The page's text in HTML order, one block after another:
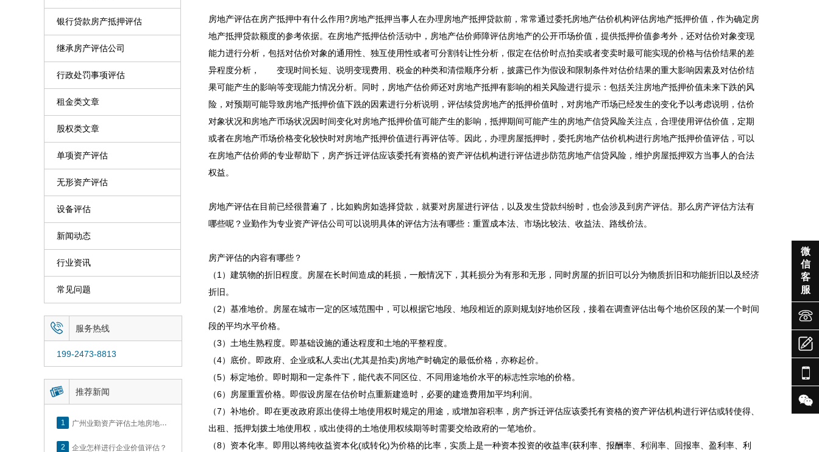
银行贷款房产抵押评估
继承房产评估公司
行政处罚事项评估
租金类文章
股权类文章
单项资产评估
无形资产评估
设备评估
新闻动态
行业资讯
常见问题
 服务热线
199-2473-8813
 推荐新闻
1 广州业勤资产评估土地房地产估价有限公司网站正式上线！
2 企业怎样进行企业价值评估？
房地产评估在房产抵押中有什么作用?房地产抵押当事人在办理房地产抵押贷款前，常常通过委托房地产估价机构评估房地产抵押价值，作为确定房
地产抵押贷款额度的参考依据。在房地产抵押估价活动中，房地产估价师障评估房地产的公开币场价值，提供抵押价值参考外，还对估价对象变现
能力进行分析，包括对估价对象的通用性、独互使用性或者可分割转让性分析，假定在估价时点拍卖或者变卖时最可能实现的价格与估价结果的差
异程度分析， 变现时间长短、说明变现费用、税金的种类和清偿顺序分析，披露已作为假设和限制条件对估价结果的重大影响因素及对估价结
果可能产生的影响等变现能力情况分析。同时，房地产估价师还对房地产抵押有影响的相关风险进行提示：包括关注房地产抵押价值未来下跌的风
险，对预期可能导致房地产抵押价值下跣的因素进行分析说明，评估续贷房地产的抵押价值时，对房地产币场已经发生的变化予以考虑说明，估价
对象状况和房地产币场状况因时间变化对房地产抵押价值可能产生的影响，抵押期间可能产生的房地产信贷风险关注点，合理使用评估价值，定期
或者在房地产币场价格变化较快时对房地产抵押价值进行再评估等。因此，办理房屋抵押时，委托房地产估价机构进行房地产抵押价值评估，可以
在房地产估价师的专业帮助下， 房产拆迁评估应该委托有资格的资产评估机构进行评估进步防范房地产信贷风险，维护房屋抵押双方当事人的合法
权益。
房地产评估在目前已经很普遍了，比如购房如选择贷款，就要对房屋进行评估，以及发生贷款纠纷时，也会涉及到房产评估。那么房产评估方法有
哪些呢？业勤作为专业资产评估公司可以说明具体的评估方法有哪些：重置成本法、市场比较法、收益法、路线价法。
房产评估的内容有哪些？
（1）建筑物的折旧程度。房屋在长时间造成的耗损，一般情况下，其耗损分为有形和无形，同时房屋的折旧可以分为物质折旧和功能折旧以及经济
折旧。
（2）基准地价。房屋在城市一定的区域范围中，可以根据它地段、地段相近的原则规划好地价区段，接着在调查评估出每个地价区段的某一个时间
段的平均水平价格。
（3）土地生熟程度。即基础设施的通达程度和土地的平整程度。
（4）底价。即政府、企业或私人卖出(尤其是拍卖)房地产时确定的最低价格，亦称起价。
（5）标定地价。即时期和一定条件下，能代表不同区位、不同用途地价水平的标志性宗地的价格。
（6）房屋重置价格。即假设房屋在估价时点重新建造时，必要的建造费用加平均利润。
（7）补地价。即在更改政府原出使得土地使用权时规定的用途，或增加容积率， 房产拆迁评估应该委托有资格的资产评估机构进行评估或转使得、
出租、抵押划拨土地使用权，或出使得的土地使用权续期等时需要交给政府的一笔地价。
（8）资本化率。即用以将纯收益资本化(或转化)为价格的比率，实质上是一种资本投资的收益率(获利率、报酬率、利润率、回报率、盈利率、利

微
信
客
服



